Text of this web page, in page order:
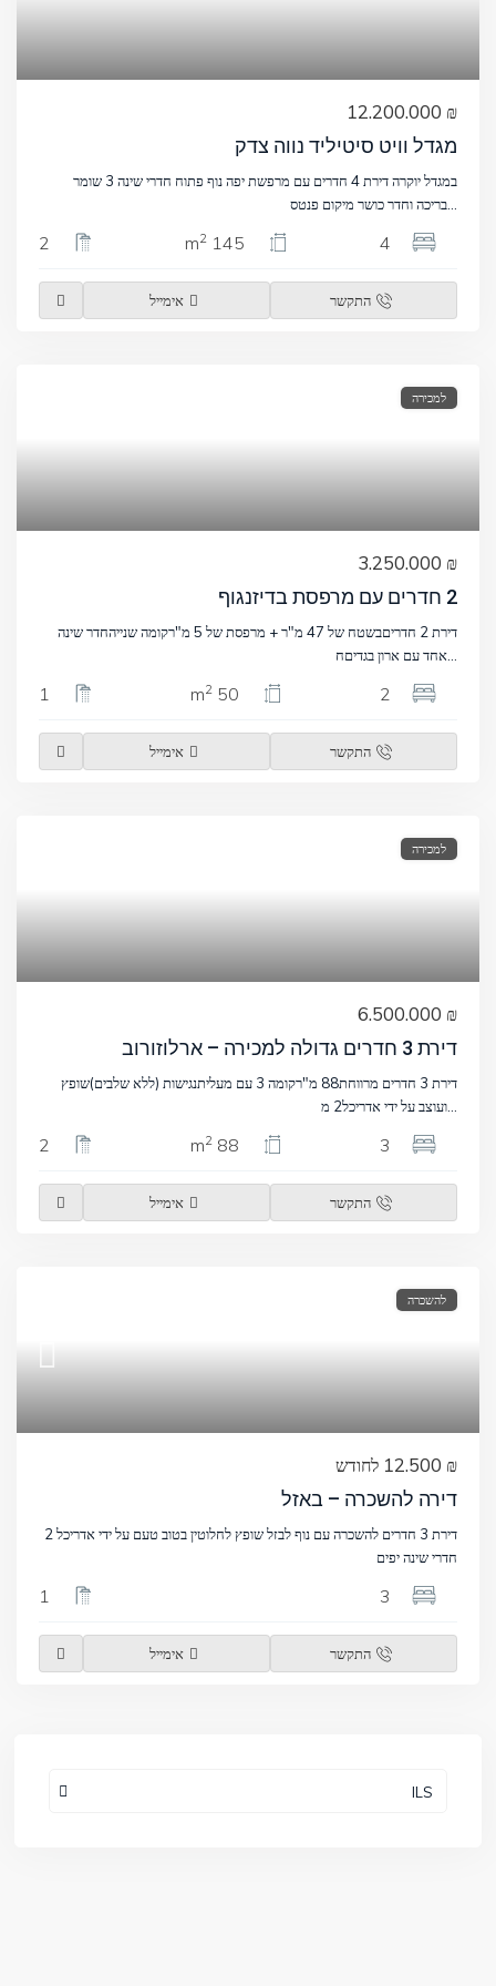
₪ 12.200.000
מגדל וויט סיטיליד נווה צדק
במגדל יוקרה דירת 4 חדרים עם מרפשת יפה נוף פתוח חדרי שינה 3 שומר
בריכה וחדר כושר מיקום פנטס...
4
145 m
2
2
התקשר אימייל
למכירה
₪ 3.250.000
2 חדרים עם מרפסת בדיזנגוף
דירת 2 חדריםבשטח של 47 מ"ר + מרפסת של 5 מ"רקומה שנייהחדר שינה
אחד עם ארון בגדיםח...
2
50 m
2
1
התקשר אימייל
למכירה
₪ 6.500.000
דירת 3 חדרים גדולה למכירה – ארלוזורוב
דירת 3 חדרים מרווחת88 מ"רקומה 3 עם מעליתנגישות (ללא שלבים)שופץ
ועוצב על ידי אדריכל2 מ...
3
88 m
2
2
התקשר אימייל
להשכרה
₪ 12.500 לחודש
דירה להשכרה – באזל
דירת 3 חדרים להשכרה עם נוף לבזל שופץ לחלוטין בטוב טעם על ידי אדריכל 2
חדרי שינה יפים
3
1
התקשר אימייל
ILS